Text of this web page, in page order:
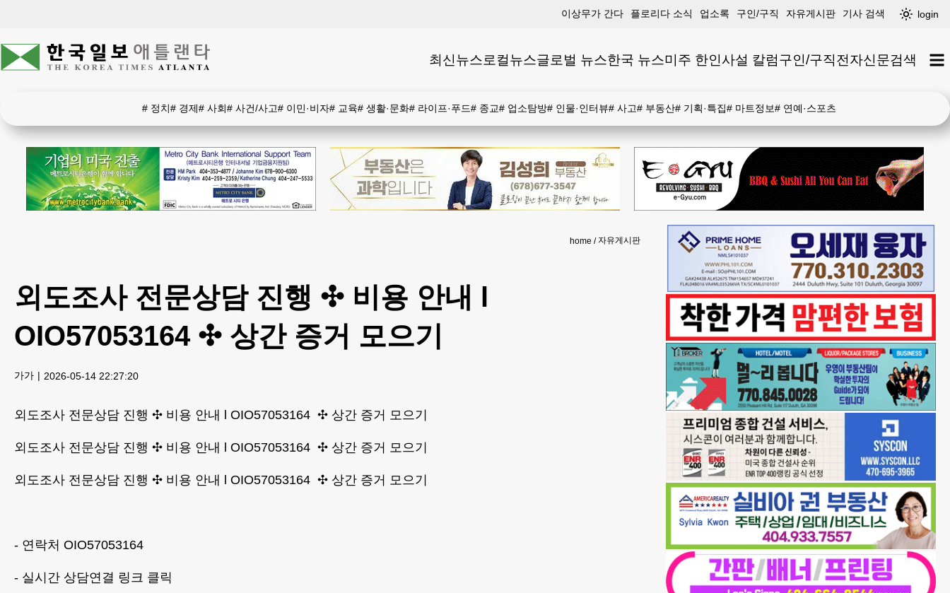
이상무가 간다 플로리다 소식 업소록 구인/구직 자유게시판 기사 검색 login
최신뉴스로컬뉴스글로벌 뉴스한국 뉴스미주 한인사설 칼럼구인/구직전자신문검색
# 정치# 경제# 사회# 사건/사고# 이민·비자# 교육# 생활·문화# 라이프·푸드# 종교# 업소탐방# 인물·인터뷰# 사고# 부동산# 기획·특집# 마트정보# 연예·스포츠
home 자유게시판
외도조사 전문상담 진행 ✣ 비용 안내 l
OIO57053164 ✣ 상간 증거 모으기
가가 2026-05-14 22:27:20
외도조사 전문상담 진행 ✣ 비용 안내 l OIO57053164 ✣ 상간 증거 모으기
외도조사 전문상담 진행 ✣ 비용 안내 l OIO57053164 ✣ 상간 증거 모으기
외도조사 전문상담 진행 ✣ 비용 안내 l OIO57053164 ✣ 상간 증거 모으기
- 연락처 OIO57053164
- 실시간 상담연결 링크 클릭